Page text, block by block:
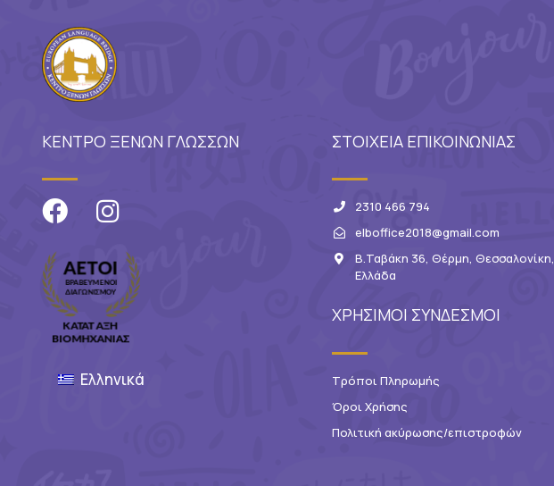
ΚΕΝΤΡΟ ΞΕΝΩΝ ΓΛΩΣΣΩΝ
Ελληνικά
ΣΤΟΙΧΕΙΑ ΕΠΙΚΟΙΝΩΝΙΑΣ
2310 466 794
elboffice2018@gmail.com
Β.Ταβάκη 36, Θέρμη, Θεσσαλονίκη,
Ελλάδα
ΧΡΗΣΙΜΟΙ ΣΥΝΔΕΣΜΟΙ
Τρόποι Πληρωμής
Όροι Χρήσης
Πολιτική ακύρωσης/επιστροφών